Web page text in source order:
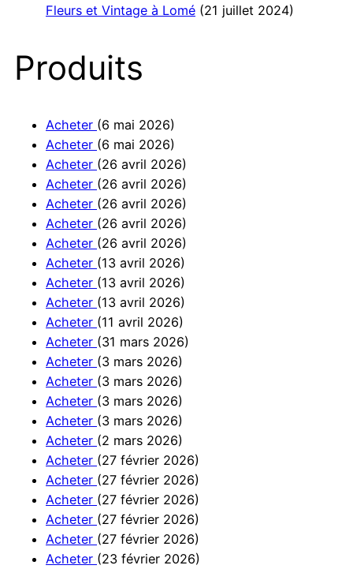
Fleurs et Vintage à Lomé (21 juillet 2024)
Produits
Acheter (6 mai 2026)
Acheter (6 mai 2026)
Acheter (26 avril 2026)
Acheter (26 avril 2026)
Acheter (26 avril 2026)
Acheter (26 avril 2026)
Acheter (26 avril 2026)
Acheter (13 avril 2026)
Acheter (13 avril 2026)
Acheter (13 avril 2026)
Acheter (11 avril 2026)
Acheter (31 mars 2026)
Acheter (3 mars 2026)
Acheter (3 mars 2026)
Acheter (3 mars 2026)
Acheter (3 mars 2026)
Acheter (2 mars 2026)
Acheter (27 février 2026)
Acheter (27 février 2026)
Acheter (27 février 2026)
Acheter (27 février 2026)
Acheter (27 février 2026)
Acheter (23 février 2026)